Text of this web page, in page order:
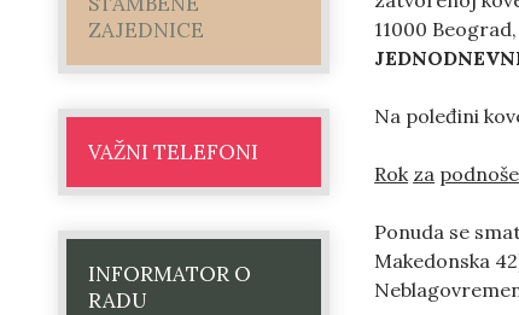
ZAJEDNICE
VAŽNI TELEFONI
INFORMATOR O
RADU
11000
Na poleđini
Rok za
Ponuda se
Makedonska